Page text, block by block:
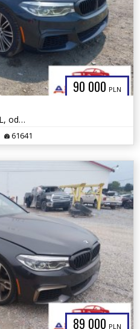
90 000 PLN
2019 BMW M550I XDRIVE, 4.4L, od ubezpieczalni
61641
89 000 PLN